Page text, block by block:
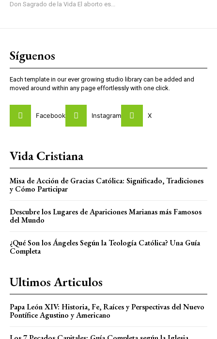
Don Sagrado de la Vida El aborto es...
Síguenos
Each template in our ever growing studio library can be added and
moved around within any page effortlessly with one click.
Facebook Instagram X
Vida Cristiana
Misa de Acción de Gracias Católica: Significado, Tradiciones
y Cómo Participar
Descubre los Lugares de Apariciones Marianas más Famosos
del Mundo
¿Qué Son los Ángeles Según la Teología Católica? Una Guía
Completa
Ultimos Articulos
Papa León XIV: Historia, Fe, Raíces y Perspectivas del Nuevo
Pontífice Agustino y Americano